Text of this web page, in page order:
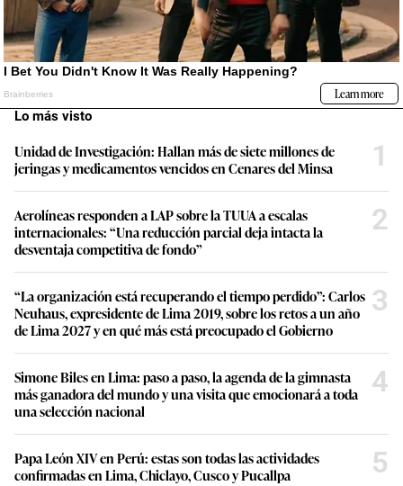
Lo más visto
Unidad de Investigación: Hallan más de siete millones de
jeringas y medicamentos vencidos en Cenares del Minsa
1
Aerolíneas responden a LAP sobre la TUUA a escalas
internacionales: “Una reducción parcial deja intacta la
desventaja competitiva de fondo”
2
“La organización está recuperando el tiempo perdido”: Carlos
Neuhaus, expresidente de Lima 2019, sobre los retos a un año
de Lima 2027 y en qué más está preocupado el Gobierno
3
Simone Biles en Lima: paso a paso, la agenda de la gimnasta
más ganadora del mundo y una visita que emocionará a toda
una selección nacional
4
Papa León XIV en Perú: estas son todas las actividades
confirmadas en Lima, Chiclayo, Cusco y Pucallpa
5